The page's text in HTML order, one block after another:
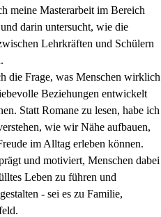
meine Masterarbeit im Bereich
darin untersucht, wie die
Lehrkräften und Schülern
die Frage, was Menschen wirklich
Beziehungen entwickelt
Statt Romane zu lesen, habe ich
wie wir Nähe aufbauen,
im Alltag erleben können.
und motiviert, Menschen dabei
Leben zu führen und
- sei es zu Familie,